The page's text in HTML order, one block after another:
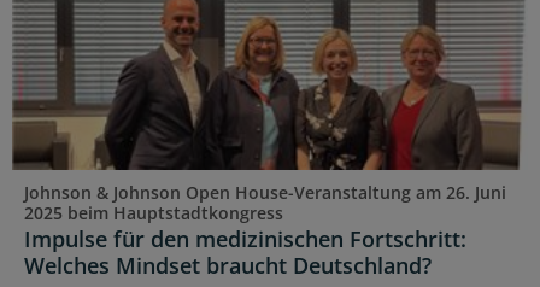
Johnson & Johnson Open House-Veranstaltung am 26. Juni
2025 beim Hauptstadtkongress
Impulse für den medizinischen Fortschritt:
Welches Mindset braucht Deutschland?